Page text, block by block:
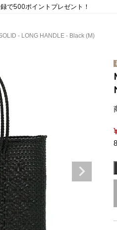
で500ポイントプレゼント！
- LONG HANDLE - Black (M)